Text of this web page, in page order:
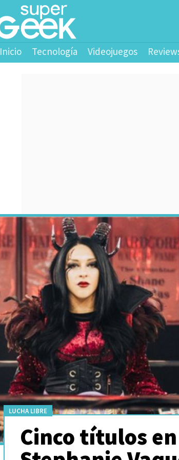
Inicio Tecnología Videojuegos
LUCHA LIBRE
Cinco títulos